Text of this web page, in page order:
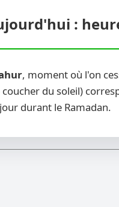
:
, moment où l'on
du soleil)
durant le Ramadan.